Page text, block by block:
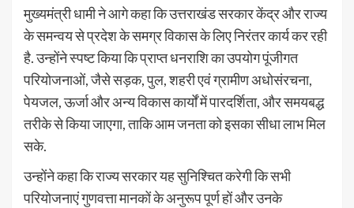
मुख्यमंत्री धामी ने आगे कहा कि उत्तराखंड सरकार केंद्र और राज्य
के समन्वय से प्रदेश के समग्र विकास के लिए निरंतर कार्य कर रही
है. उन्होंने स्पष्ट किया कि प्राप्त धनराशि का उपयोग पूंजीगत
परियोजनाओं, जैसे सड़क, पुल, शहरी एवं ग्रामीण अधोसंरचना,
पेयजल, ऊर्जा और अन्य विकास कार्यों में पारदर्शिता, और समयबद्ध
तरीके से किया जाएगा, ताकि आम जनता को इसका सीधा लाभ मिल
सके.
उन्होंने कहा कि राज्य सरकार यह सुनिश्चित करेगी कि सभी
परियोजनाएं गुणवत्ता मानकों के अनुरूप पूर्ण हों और उनके